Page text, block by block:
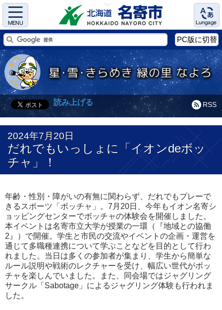
Menu Language
PC版に切替
RSS
読み上げる
2024年7月20日
だれでもいっしょに「イオンdeボッ
チャ」！
年齢・性別・障がいの有無に関わらず、だれでもプレーで
きるスポーツ「ボッチャ」。7月20日、今年もイオン名寄シ
ョッピングセンターでボッチャの体験会を開催しました。
本イベントは名寄市立大学が授業の一環（『地域との協働
2』）で開催。学生と市民の交流やイベントの企画・運営を
通じて多職種連携について学ぶことなどを目的として行わ
れました。当日は多くの参加者が集まり、学生から簡単な
ルール説明や戦術のレクチャーを受け、幅広い世代がボッ
チャを楽しんでいました。また、同会場ではジャグリング
サークル「Sabotage」によるジャグリング体験も行われま
した。